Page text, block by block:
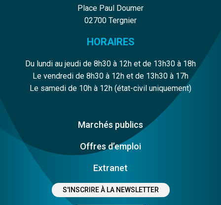
Place Paul Doumer
02700 Tergnier
HORAIRES
Du lundi au jeudi de 8h30 à 12h et de 13h30 à 18h
Le vendredi de 8h30 à 12h et de 13h30 à 17h
Le samedi de 10h à 12h (état-civil uniquement)
Marchés publics
Offres d’emploi
Extranet
S'INSCRIRE À LA NEWSLETTER